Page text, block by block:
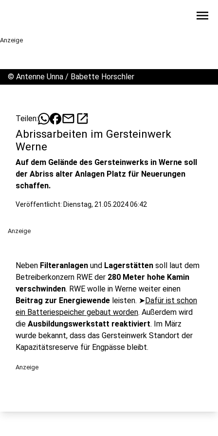
menu
Anzeige
© Antenne Unna / Babette Horschler
Teilen: mailopen_in_new
Abrissarbeiten im Gersteinwerk
Werne
Auf dem Gelände des Gersteinwerks in Werne soll
der Abriss alter Anlagen Platz für Neuerungen
schaffen.
Veröffentlicht: Dienstag, 21.05.2024 06:42
Anzeige
Neben Filteranlagen und Lagerstätten soll laut dem
Betreiberkonzern RWE der 280 Meter hohe Kamin
verschwinden. RWE wolle in Werne weiter einen
Beitrag zur Energiewende leisten. ➤Dafür ist schon
ein Batteriespeicher gebaut worden. Außerdem wird
die Ausbildungswerkstatt reaktiviert. Im März
wurde bekannt, dass das Gersteinwerk Standort der
Kapazitätsreserve für Engpässe bleibt.
Anzeige